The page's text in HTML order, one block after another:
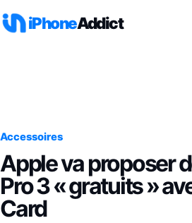
iPhoneAddict
Accessoires
Apple va proposer
Pro 3 « gratuits »
Card